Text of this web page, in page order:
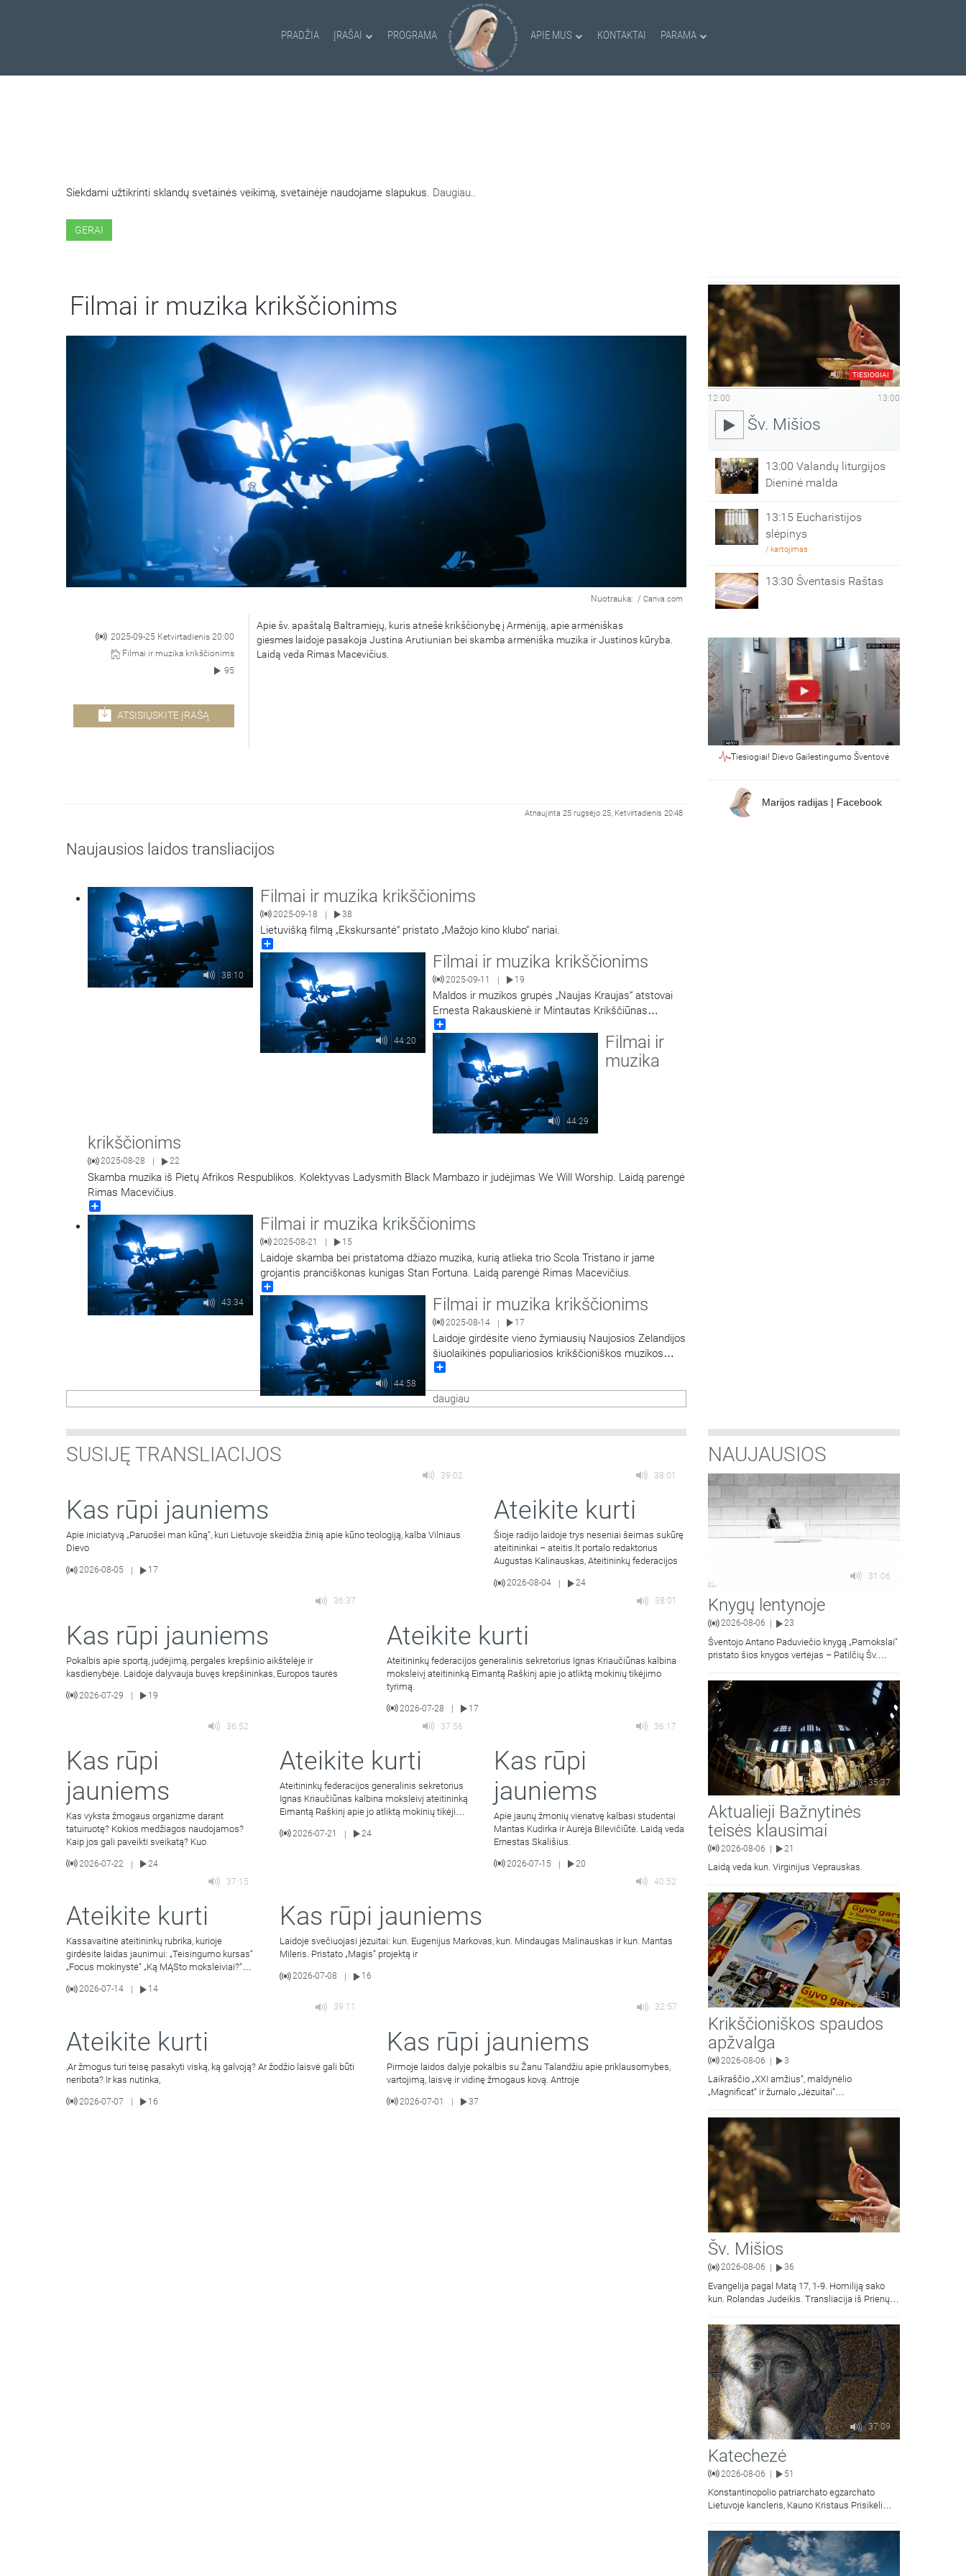
PRADŽIA ĮRAŠAI PROGRAMA APIE MUS KONTAKTAI PARAMA
Siekdami užtikrinti sklandų svetainės veikimą, svetainėje naudojame slapukus. Daugiau..
GERAI
Filmai ir muzika krikščionims
Nuotrauka: / Canva.com
2025-09-25 Ketvirtadienis 20:00
Filmai ir muzika krikščionims
95
ATSISIŲSKITE ĮRAŠĄ
Apie šv. apaštalą Baltramiejų, kuris atnešė krikščionybę į Armėniją, apie armėniškas
giesmes laidoje pasakoja Justina Arutiunian bei skamba armėniška muzika ir Justinos kūryba.
Laidą veda Rimas Macevičius.
Atnaujinta 25 rugsėjo 25, Ketvirtadienis 20:48
Naujausios laidos transliacijos
38:10
Filmai ir muzika krikščionims
2025-09-18 | 38
Lietuvišką filmą „Ekskursantė“ pristato „Mažojo kino klubo“ nariai.
44:20
Filmai ir muzika krikščionims
2025-09-11 | 19
Maldos ir muzikos grupės „Naujas Kraujas“ atstovai
Ernesta Rakauskienė ir Mintautas Krikščiūnas
pristato grupės kūrybą ir tarnystę. Laidą veda Rimas
Macevičius.
44:29
Filmai ir
muzika
krikščionims
2025-08-28 22
Skamba muzika iš Pietų Afrikos Respublikos. Kolektyvas Ladysmith Black Mambazo ir judėjimas We Will Worship. Laidą parengė
Rimas Macevičius.
43:34
Filmai ir muzika krikščionims
2025-08-21 15
Laidoje skamba bei pristatoma džiazo muzika, kurią atlieka trio Scola Tristano ir jame
grojantis pranciškonas kunigas Stan Fortuna. Laidą parengė Rimas Macevičius.
44:58
Filmai ir muzika krikščionims
2025-08-14 | 17
Laidoje girdėsite vieno žymiausių Naujosios Zelandijos
šiuolaikinės populiariosios krikščioniškos muzikos
kūrėjų ir atlikėjų Jules Riding muziką bei pokalbio su
parengė Rimas Macevičius.
daugiau
TIESIOGIAI
12:00 13:00
Šv. Mišios
13:00 Valandų liturgijos
Dieninė malda
13:15 Eucharistijos
slėpinys
/ kartojimas
13:30 Šventasis Raštas
Tiesiogiai! Dievo Gailestingumo Šventovė
Marijos radijas | Facebook
SUSIJĘ TRANSLIACIJOS
39:02
Kas rūpi jauniems
Apie iniciatyvą „Paruošei man kūną“, kuri Lietuvoje skeidžia žinią apie kūno teologiją, kalba Vilniaus
Dievo
2026-08-05 17
38:01
Ateikite kurti
Šioje radijo laidoje trys neseniai šeimas sukūrę
ateitininkai – ateitis.lt portalo redaktorius
Augustas Kalinauskas, Ateitininkų federacijos
2026-08-04
24
36:37
Kas rūpi jauniems
Pokalbis apie sportą, judėjimą, pergales krepšinio aikštelėje ir
kasdienybėje. Laidoje dalyvauja buvęs krepšininkas, Europos taurės
2026-07-29 19
38:01
Ateikite kurti
Ateitininkų federacijos generalinis sekretorius Ignas Kriaučiūnas kalbina
moksleivį ateitininką Eimantą Raškinį apie jo atliktą mokinių tikėjimo
tyrimą.
2026-07-28
17
36:52
Kas rūpi
jauniems
Kas vyksta žmogaus organizme darant
tatuiruotę? Kokios medžiagos naudojamos?
Kaip jos gali paveikti sveikatą? Kuo
2026-07-22 | 24
37:56
Ateikite kurti
Ateitininkų federacijos generalinis sekretorius
Ignas Kriaučiūnas kalbina moksleivį ateitininką
Eimantą Raškinį apie jo atliktą mokinių tikėjimo
2026-07-21 | 24
36:17
Kas rūpi
jauniems
Apie jaunų žmonių vienatvę kalbasi studentai
Mantas Kudirka ir Aurėja Bilevičiūtė. Laidą veda
Ernestas Skališius.
2026-07-15 |
20
37:15
Ateikite kurti
Kassavaitinė ateitininkų rubrika, kurioje
girdėsite laidas jaunimui: „Teisingumo kursas“
„Focus mokinystė“ „Ką MĄSto moksleiviai?“
2026-07-14 14
40:52
Kas rūpi jauniems
Laidoje svečiuojasi jėzuitai: kun. Eugenijus Markovas, kun. Mindaugas Malinauskas ir kun. Mantas
Mileris. Pristato „Magis“ projektą ir
2026-07-08 16
39:11
Ateikite kurti
,Ar žmogus turi teisę pasakyti viską, ką galvoją? Ar žodžio laisvė gali būti
neribota? Ir kas nutinka,
2026-07-07 16
32:57
Kas rūpi jauniems
Pirmoje laidos dalyje pokalbis su Žanu Talandžiu apie priklausomybes,
vartojimą, laisvę ir vidinę žmogaus kovą. Antroje
2026-07-01 37
NAUJAUSIOS
31:06
Knygų lentynoje
2026-08-06 23
Šventojo Antano Paduviečio knygą „Pamokslai“
pristato šios knygos vertėjas – Patilčių Šv.
moralinės teologijos dr. Algirdas Petras
35:37
Aktualieji Bažnytinės
teisės klausimai
2026-08-06 21
Laidą veda kun. Virginijus Veprauskas.
4:51
Krikščioniškos spaudos
apžvalga
2026-08-06 | 3
Laikraščio „XXI amžius“, maldynėlio
„Magnificat“ ir žurnalo „Jėzuitai“
15:44
Šv. Mišios
2026-08-06 36
Evangelija pagal Matą 17, 1-9. Homiliją sako
kun. Rolandas Judeikis. Transliacija iš Prienų
37:09
Katechezė
2026-08-06 51
Konstantinopolio patriarchato egzarchato
Lietuvoje kancleris, Kauno Kristaus Prisikėlimo
kunigas Vitalijus Mockus pasakoja apie
Kristaus Atsimainymo šventę.